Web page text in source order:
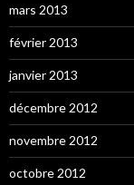
mars 2013
février 2013
janvier 2013
décembre 2012
novembre 2012
octobre 2012